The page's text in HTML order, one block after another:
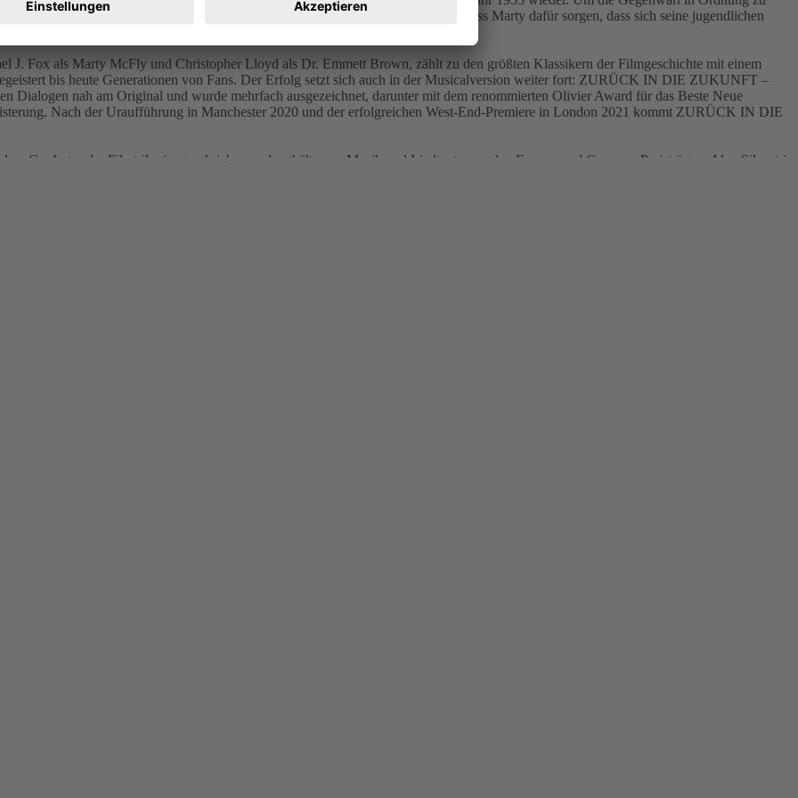
in die Zukunft…. schicken. Denn bevor er ins Jahr 1985 zurückkehren kann, muss Marty dafür sorgen, dass sich seine jugendlichen
gegen die Zeit beginnt.
Fox als Marty McFly und Christopher Lloyd als Dr. Emmett Brown, zählt zu den größten Klassikern der Filmgeschichte mit einem
bis heute Generationen von Fans. Der Erfolg setzt sich auch in der Musicalversion weiter fort: ZURÜCK IN DIE ZUKUNFT –
Dialogen nah am Original und wurde mehrfach ausgezeichnet, darunter mit dem renommierten Olivier Award für das Beste Neue
Nach der Uraufführung in Manchester 2020 und der erfolgreichen West-End-Premiere in London 2021 kommt ZURÜCK IN DIE
Co-Autor der Filmtrilogie, geschrieben und enthält neue Musik und Liedtexte von den Emmy- und Grammy-Preisträgern Alan Silvestri
bereit dafür – und eure Kinder werden es lieben! Wenn Bob Zemeckis und ich im Jahr 1980 eine Zeitreise unternommen und unseren
arbeiteten, 43 Jahre später ein Erfolgs-Musical werden würde, hätten sie uns aus dem Büro geworfen und für verrückt erklärt.
(Bühnen- und Kostümdesign), Tim Lutkin und Hugh Vanstone (Lichtdesign) sowie Gareth Owen (Sounddesign), beeindruckt das Musical
innovativen Spezialeffekten der Extraklasse. Das Publikum ist live dabei, wenn Marty und Doc mit 140 km/h durch das Gewitter über
Besonders beeindruckend: Der lebensgroße DeLorean. Die Choreografie stammt von Chris Bailey, musikalische Supervision
ZURÜCK IN DIE ZUKUNFT – Das Musical bringen wir einen der größten Kultfilme aller Zeiten als spektakuläres Live-Erlebnis nach
Musik und eine zeitlose Geschichte, die Fans des Films genauso begeistern wird wie Zuschauer, die das Abenteuer von Marty
findet im Frühjahr 2026 im Stage Operettenhaus in Hamburg statt, wo bis dahin das Pop-Musical & JULIA aufgeführt wird.
nicht verfügbar.
ab 24. März 2026.